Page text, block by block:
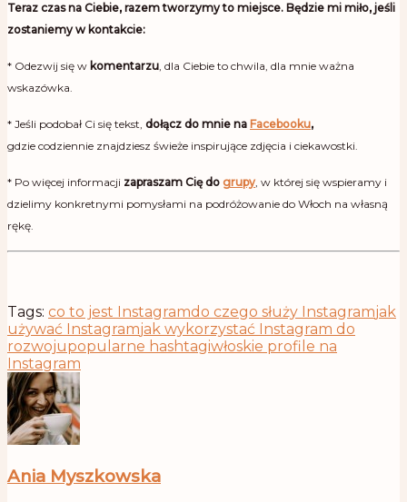
Teraz czas na Ciebie, razem tworzymy to miejsce. Będzie mi miło, jeśli
zostaniemy w kontakcie:
* Odezwij się w komentarzu, dla Ciebie to chwila, dla mnie ważna
wskazówka.
* Jeśli podobał Ci się tekst, dołącz do mnie na Facebooku,
gdzie codziennie znajdziesz świeże inspirujące zdjęcia i ciekawostki.
* Po więcej informacji zapraszam Cię do grupy, w której się wspieramy i
dzielimy konkretnymi pomysłami na podróżowanie do Włoch na własną
rękę.
Tags: co to jest Instagramdo czego służy Instagramjak
używać Instagramjak wykorzystać Instagram do
rozwojupopularne hashtagiwłoskie profile na
Instagram
Ania Myszkowska